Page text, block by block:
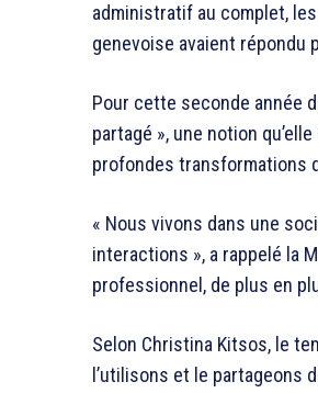
administratif au complet,
genevoise avaient répondu
Pour cette seconde année
partagé », une notion
profondes transformations
« Nous vivons dans une
interactions », a rappelé la
professionnel, de plus en
Selon Christina Kitsos, le
l’utilisons et le partageons